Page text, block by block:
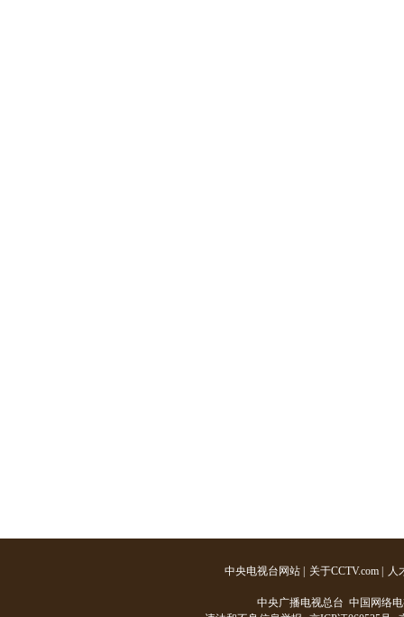
中央电视台网站 关于CCTV.com 人
中央广播电视总台 中国网络